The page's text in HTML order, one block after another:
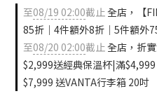
至08/19 02:00截止全店，【
85折｜4件額外8折｜5件額外
至08/20 02:00截止全店，折
$2,999送經典保溫杯|滿
$7,999 送VANTA行李箱 20吋